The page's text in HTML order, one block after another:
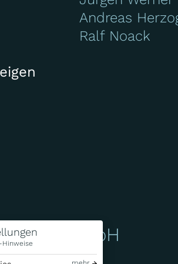
Andreas
Ralf Noack
GmbH